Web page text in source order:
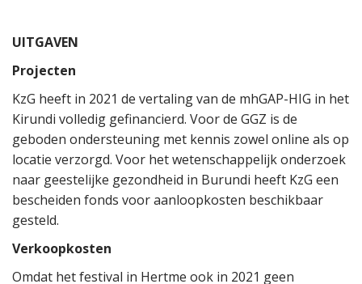
UITGAVEN
Projecten
KzG heeft in 2021 de vertaling van de mhGAP-HIG in het
Kirundi volledig gefinancierd. Voor de GGZ is de
geboden ondersteuning met kennis zowel online als op
locatie verzorgd. Voor het wetenschappelijk onderzoek
naar geestelijke gezondheid in Burundi heeft KzG een
bescheiden fonds voor aanloopkosten beschikbaar
gesteld.
Verkoopkosten
Omdat het festival in Hertme ook in 2021 geen